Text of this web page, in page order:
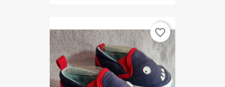
favorite_border